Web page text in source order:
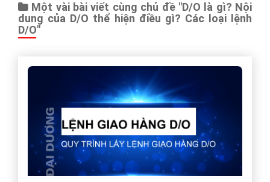
Một vài bài viết cùng chủ đề "D/O là gì? Nội
dung của D/O thể hiện điều gì? Các loại lệnh
D/O"